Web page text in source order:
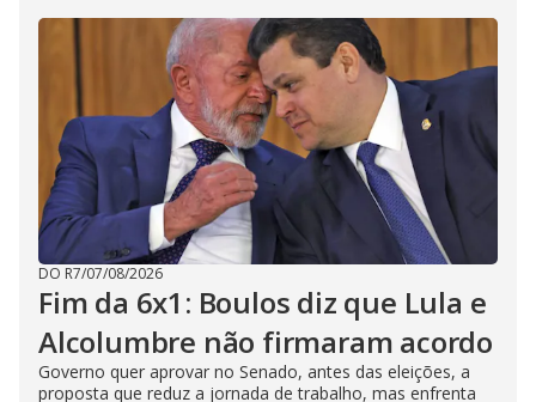
DO R7/07/08/2026
Fim da 6x1: Boulos diz que Lula e
Alcolumbre não firmaram acordo
Governo quer aprovar no Senado, antes das eleições, a
proposta que reduz a jornada de trabalho, mas enfrenta